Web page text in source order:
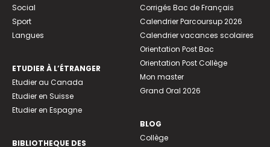
Social
Sport
Langues
ETUDIER À L’ÉTRANGER
Etudier au Canada
Etudier en Suisse
Etudier en Espagne
BIBLIOTHEQUE DES
Corrigés Bac de Français
Calendrier Parcoursup 2026
Calendrier vacances scolaires
Orientation Post Bac
Orientation Post Collège
Mon master
Grand Oral 2026
BLOG
Collège